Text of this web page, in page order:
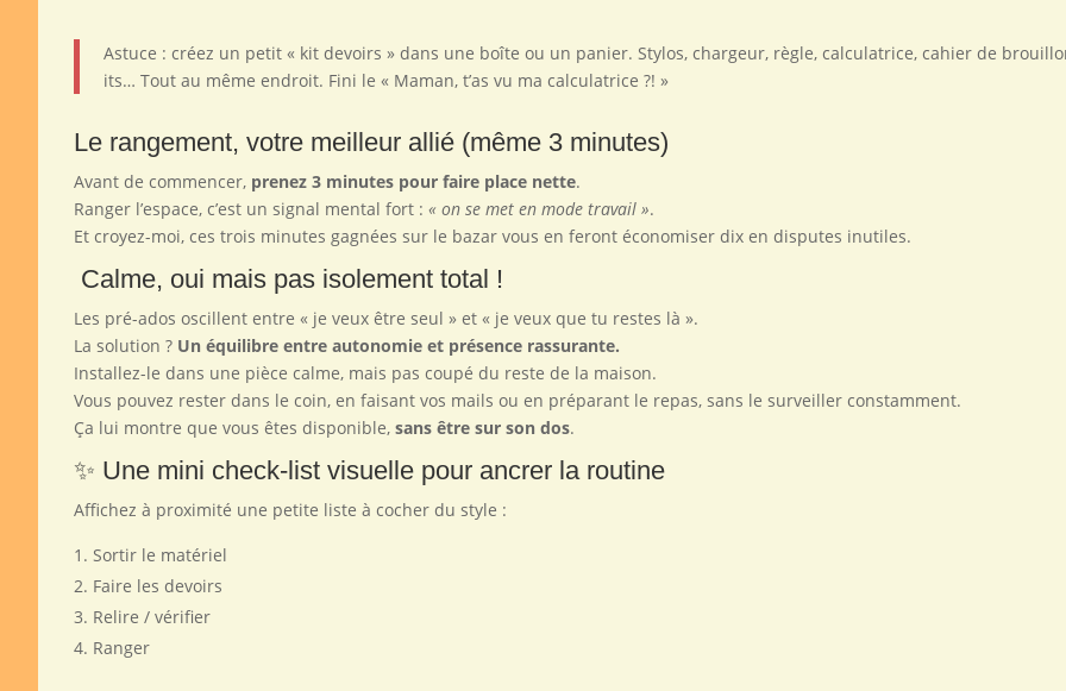
Astuce : créez un petit « kit devoirs » dans une boîte ou un panier. Stylos, chargeur, règle, calculatrice, cahier de
its… Tout au même endroit. Fini le « Maman, t’as vu ma calculatrice ?! »
Le rangement, votre meilleur allié (même 3 minutes)
Avant de commencer, prenez 3 minutes pour faire place nette.
Ranger l’espace, c’est un signal mental fort : « on se met en mode travail ».
Et croyez-moi, ces trois minutes gagnées sur le bazar vous en feront économiser dix en disputes inutiles.
Calme, oui mais pas isolement total !
Les pré-ados oscillent entre « je veux être seul » et « je veux que tu restes là ».
La solution ? Un équilibre entre autonomie et présence rassurante.
Installez-le dans une pièce calme, mais pas coupé du reste de la maison.
Vous pouvez rester dans le coin, en faisant vos mails ou en préparant le repas, sans le surveiller constamment.
Ça lui montre que vous êtes disponible, sans être sur son dos.
✨ Une mini check-list visuelle pour ancrer la routine
Affichez à proximité une petite liste à cocher du style :
Sortir le matériel
Faire les devoirs
Relire / vérifier
Ranger